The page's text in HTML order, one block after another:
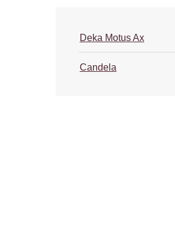
Deka Motus Ax
Candela